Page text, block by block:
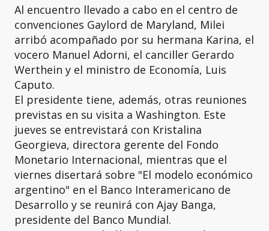
Al encuentro llevado a cabo en el centro de
convenciones Gaylord de Maryland, Milei
arribó acompañado por su hermana Karina, el
vocero Manuel Adorni, el canciller Gerardo
Werthein y el ministro de Economía, Luis
Caputo.
El presidente tiene, además, otras reuniones
previstas en su visita a Washington. Este
jueves se entrevistará con Kristalina
Georgieva, directora gerente del Fondo
Monetario Internacional, mientras que el
viernes disertará sobre "El modelo económico
argentino" en el Banco Interamericano de
Desarrollo y se reunirá con Ajay Banga,
presidente del Banco Mundial.